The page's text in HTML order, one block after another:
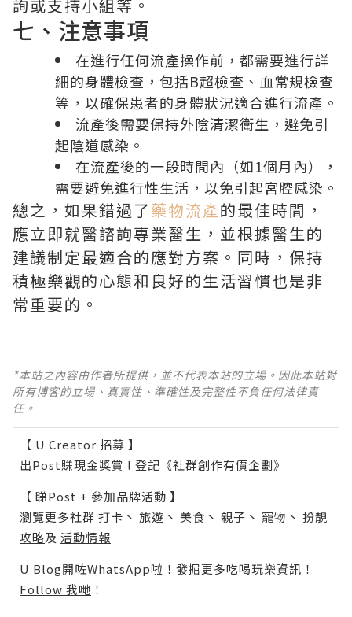
詢或支持小組等。
七、注意事項
在進行任何流產操作前，都需要進行詳
細的身體檢查，包括B超檢查 、血常規檢查
等，以確保患者的身體狀況適合進行流產。
流產後需要保持外陰清潔衛生，避免引
起陰道感染。
在流產後的一段時間內（如1個月內），
需要避免進行性生活，以免引起宮腔感染。
總之，如果錯過了藥物流產的最佳時間，
應立即就醫諮詢專業醫生，並根據醫生的
建議制定最適合的應對方案。同時，保持
積極樂觀的心態和良好的生活習慣也是非
常重要的。
*本站之內容由作者所提供，並不代表本站的立場。因此本站對
所有博客的立場、真實性、準確性及完整性不負任何法律責
任。
【 U Creator 招募 】
出Post賺現金獎賞 l 登記《社群創作有價企劃》
【 睇Post + 參加品牌活動 】
瀏覽更多社群 打卡 丶 旅遊 丶 美食 丶 親子 丶 寵物 丶 扮靚
攻略及 活動情報
U Blog開咗WhatsApp啦！發掘更多吃喝玩樂資訊！
Follow 我哋 ！